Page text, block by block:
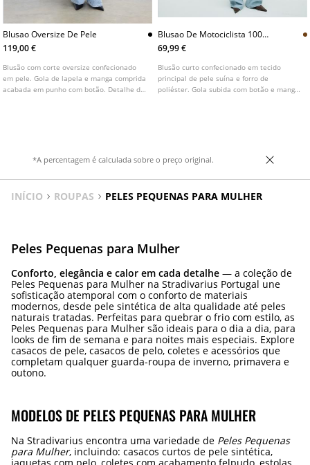
Blusao Oversize De Pele
119,00 €
Blusão com corte oversize confecionado
em pele. Gola de lapela e manga comprida
acabada em punho com botão. Detalhe de
Blusao De Motociclista 100
Pele
69,99 €
Blusão curto confecionado em tecido
principal de pele suína e forro de
poliéster. Gola subida com botão e manga
*A percentagem é calculada sobre o preço original.
INÍCIO ROUPAS PELES PEQUENAS PARA MULHER
Peles Pequenas para Mulher
Conforto, elegância e calor em cada detalhe — a coleção de
Peles Pequenas para Mulher na Stradivarius Portugal une
sofisticação atemporal com o conforto de materiais
modernos, desde pele sintética de alta qualidade até peles
naturais tratadas. Perfeitas para quebrar o frio com estilo, as
Peles Pequenas para Mulher são ideais para o dia a dia, para
looks de fim de semana e para noites mais especiais. Explore
casacos de pele, casacos de pelo, coletes e acessórios que
completam qualquer guarda-roupa de inverno, primavera e
outono.
MODELOS DE PELES PEQUENAS PARA MULHER
Na Stradivarius encontra uma variedade de Peles Pequenas
para Mulher, incluindo: casacos curtos de pele sintética,